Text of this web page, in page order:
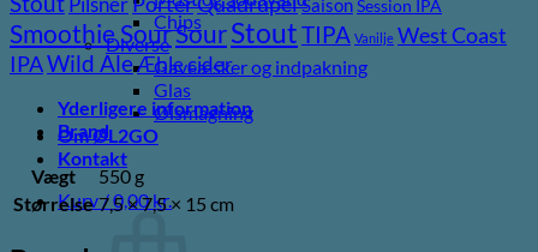
Chips
Diverse
Gaveæsker og indpakning
Glas
Ølsmagning
Om ØL2GO
Kontakt
Kurv /0,00kr.
SaisonSession IPA
Smoothie SourSourStoutTIPA Vanilje West Coast
IPAWild AleÆble cider
Yderligere information
Brand
Vægt
550 g
Størrelse 7,5 × 7,5 × 15 cm